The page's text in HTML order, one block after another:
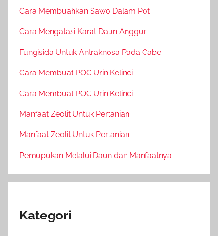
Cara Membuahkan Sawo Dalam Pot
Cara Mengatasi Karat Daun Anggur
Fungisida Untuk Antraknosa Pada Cabe
Cara Membuat POC Urin Kelinci
Cara Membuat POC Urin Kelinci
Manfaat Zeolit Untuk Pertanian
Manfaat Zeolit Untuk Pertanian
Pemupukan Melalui Daun dan Manfaatnya
Kategori